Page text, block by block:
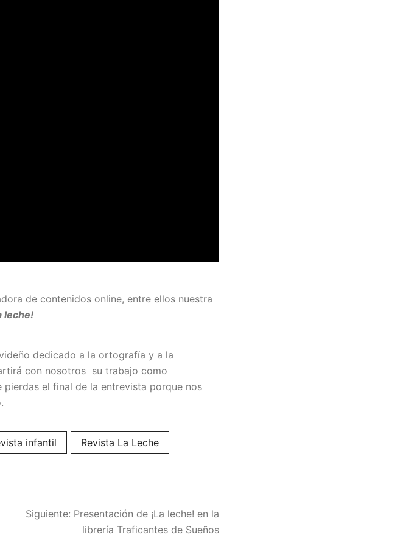
de contenidos online, entre ellos nuestra
leche!
dedicado a la ortografía y a la
con nosotros su trabajo como
el final de la entrevista porque nos
infantil Revista La Leche
Siguiente: Presentación de ¡La leche! en la
librería Traficantes de Sueños